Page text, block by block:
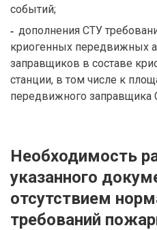
событий;
дополнения СТУ
криогенных передвижных
заправщиков в составе
станции, в том числе к
передвижного заправщика
Необходимость
указанного
отсутствием
требований